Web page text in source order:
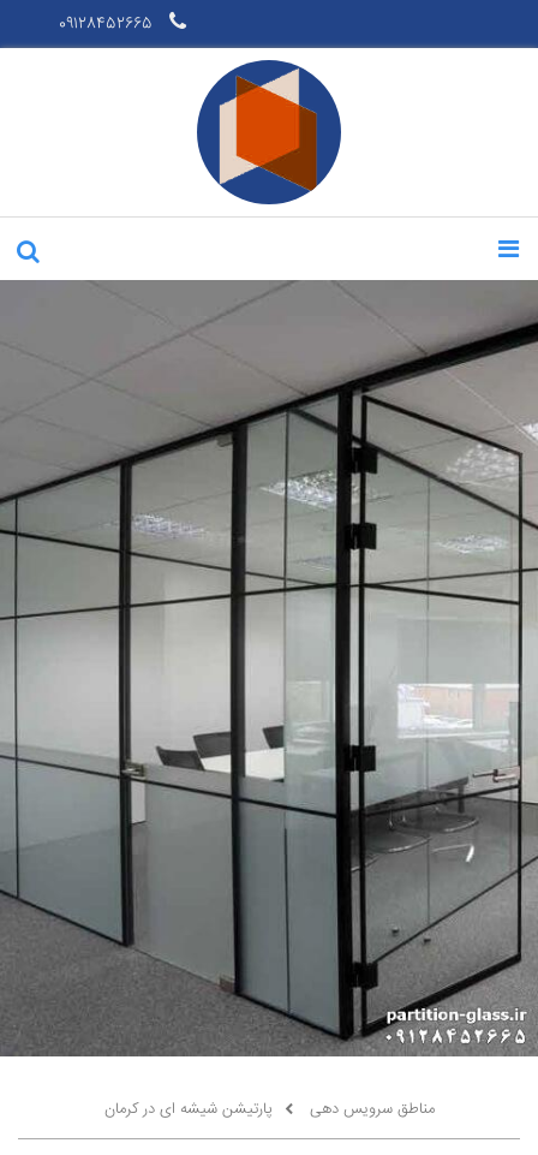
مناطق سرویس دهی پارتیشن شیشه ای در کرمان